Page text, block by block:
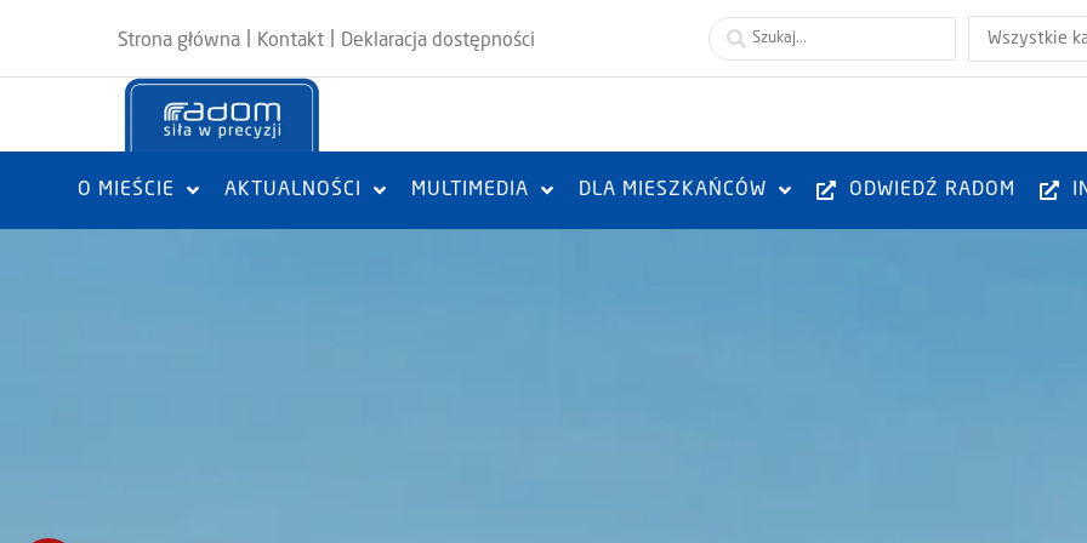
Strona główna Kontakt Deklaracja dostępności Wszystkie
O MIEŚCIE AKTUALNOŚCI MULTIMEDIA DLA MIESZKAŃCÓW ODWIEDŹ RADOM